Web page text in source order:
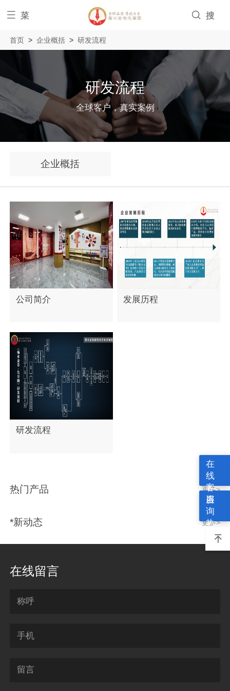
 菜
单
 搜
首页 >企业概括 >研发流程
研发流程
全球客户，真实案例
企业概括
公司简介 发展历程
研发流程
热门产品 更多>
*新动态 更多>
在
线
客
服
咨
询
热
线
在线留言
称呼
手机
留言